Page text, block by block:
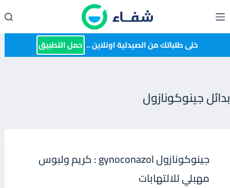
إلى
المحتوى خلى طلباتك من الصيدلية اونلاين .. حمل التطبيق
بدائل جينوكونازول
جينوكونازول gynoconazol : كريم ولبوس
مهبلي للالتهابات